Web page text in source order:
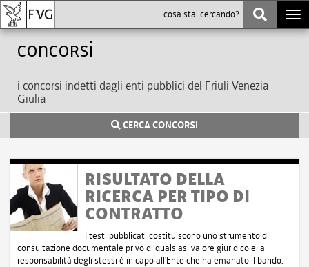
Concorsi
i concorsi indetti dagli enti pubblici del Friuli Venezia
Giulia
CERCA CONCORSI
RISULTATO DELLA
RICERCA PER TIPO DI
CONTRATTO
I testi pubblicati costituiscono uno strumento di
consultazione documentale privo di qualsiasi valore giuridico e la
responsabilità degli stessi è in capo all'Ente che ha emanato il bando.